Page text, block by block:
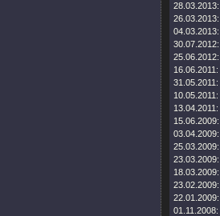
28.03.2013:
26.03.2013:
04.03.2013:
30.07.2012:
25.06.2012:
16.06.2011:
31.05.2011:
10.05.2011:
13.04.2011:
15.06.2009:
03.04.2009:
25.03.2009:
23.03.2009:
18.03.2009:
23.02.2009:
22.01.2009:
01.11.2008: